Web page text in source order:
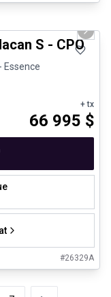
Next
S - CPO
Essence
+ tx
66 995 $
#26329A